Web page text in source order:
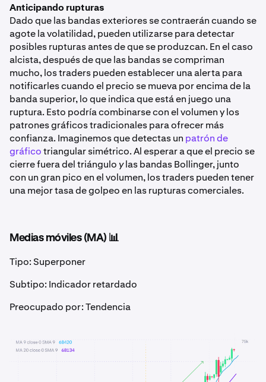
Anticipando rupturas
Dado que las bandas exteriores se contraerán cuando se
agote la volatilidad, pueden utilizarse para detectar
posibles rupturas antes de que se produzcan. En el caso
alcista, después de que las bandas se compriman
mucho, los traders pueden establecer una alerta para
notificarles cuando el precio se mueva por encima de la
banda superior, lo que indica que está en juego una
ruptura. Esto podría combinarse con el volumen y los
patrones gráficos tradicionales para ofrecer más
confianza. Imaginemos que detectas un patrón de
gráficotriangular simétrico. Al esperar a que el precio se
cierre fuera del triángulo ylas bandas Bollinger, junto
con un gran pico en el volumen, los traders pueden tener
una mejor tasa de golpeo en las rupturas comerciales.
Medias móviles (MA) 📊
Tipo: Superponer
Subtipo: Indicador retardado
Preocupado por: Tendencia